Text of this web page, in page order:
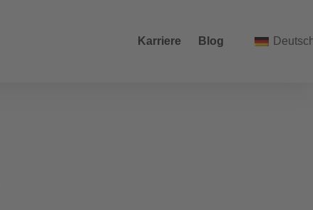
Karriere Blog